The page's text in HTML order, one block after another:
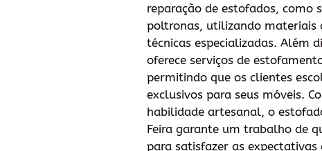
reparação de estofados, como
poltronas, utilizando materiais
técnicas especializadas. Além
oferece serviços de
permitindo que os clientes
exclusivos para seus móveis.
habilidade artesanal, o
Feira garante um trabalho de
para satisfazer as expectativas